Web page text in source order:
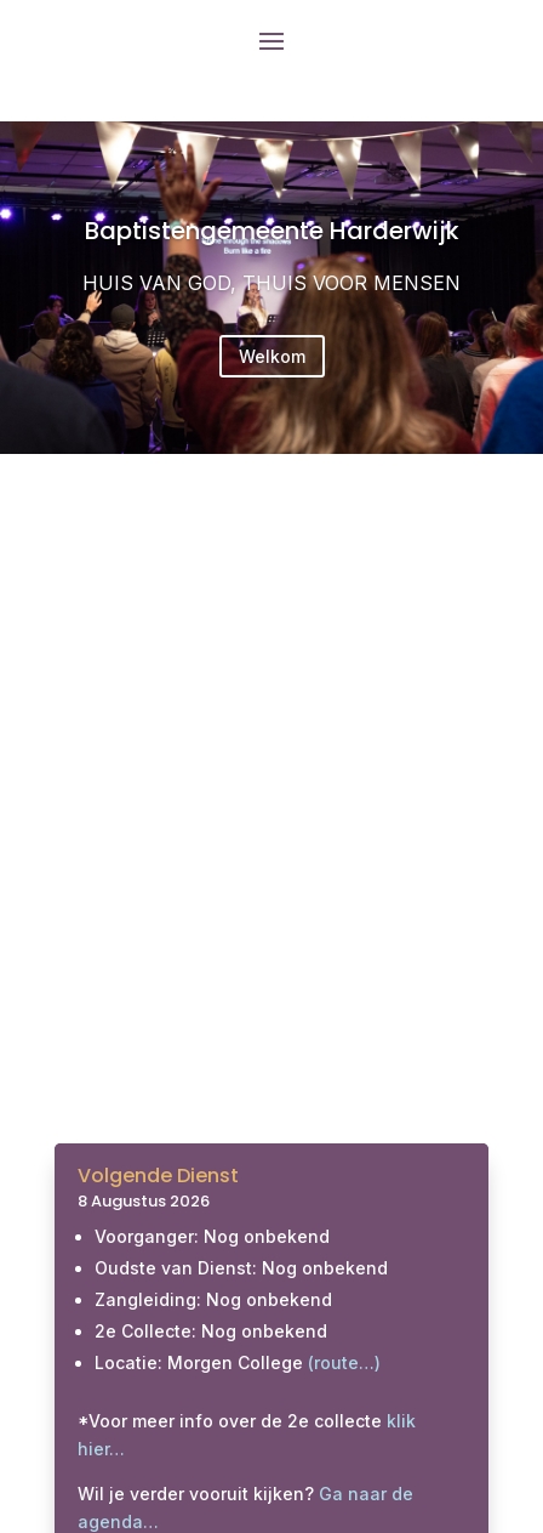
Baptistengemeente Harderwijk
HUIS VAN GOD, THUIS VOOR MENSEN
Welkom
Volgende Dienst
8 Augustus 2026
Voorganger: Nog onbekend
Oudste van Dienst: Nog onbekend
Zangleiding: Nog onbekend
2e Collecte: Nog onbekend
Locatie: Morgen College (route…)
*Voor meer info over de 2e collecte klik
hier…
Wil je verder vooruit kijken? Ga naar de
agenda…